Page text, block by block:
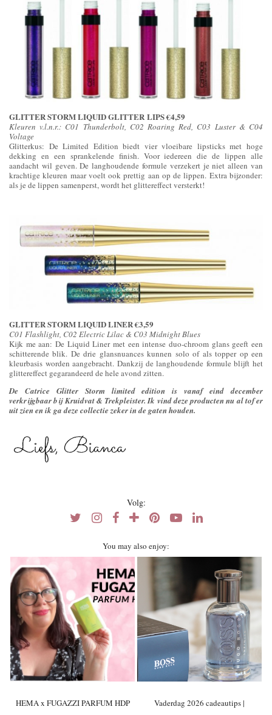
GLITTER STORM LIQUID GLITTER LIPS €4,59
Kleuren v.l.n.r.: C01 Thunderbolt, C02 Roaring Red, C03 Luster & C04
Voltage
Glitterkus: De Limited Edition biedt vier vloeibare lipsticks met hoge
dekking en een sprankelende finish. Voor iedereen die de lippen alle
aandacht wil geven. De langhoudende formule verzekert je niet alleen van
krachtige kleuren maar voelt ook prettig aan op de lippen. Extra bijzonder:
als je de lippen samenperst, wordt het glittereffect versterkt!
GLITTER STORM LIQUID LINER €3,59
C01 Flashlight, C02 Electric Lilac & C03 Midnight Blues
Kijk me aan: De Liquid Liner met een intense duo-chroom glans geeft een
schitterende blik. De drie glansnuances kunnen solo of als topper op een
kleurbasis worden aangebracht. Dankzij de langhoudende formule blijft het
glittereffect gegarandeerd de hele avond zitten.
De Catrice Glitter Storm limited edition is vanaf eind december
verkrijgbaar bij Kruidvat & Trekpleister. Ik vind deze producten nu al tof er
uit zien en ik ga deze collectie zeker in de gaten houden.
Volg:
You may also enjoy:
HEMA x FUGAZZI PARFUM HDP Vaderdag 2026 cadeautips |